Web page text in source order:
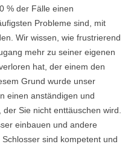
% der Fälle einen
Probleme sind, mit
Wir wissen, wie frustrierend
mehr zu seiner eigenen
hat, der einem den
Grund wurde unser
einen anständigen und
Sie nicht enttäuschen wird.
einbauen und andere
sind kompetent und